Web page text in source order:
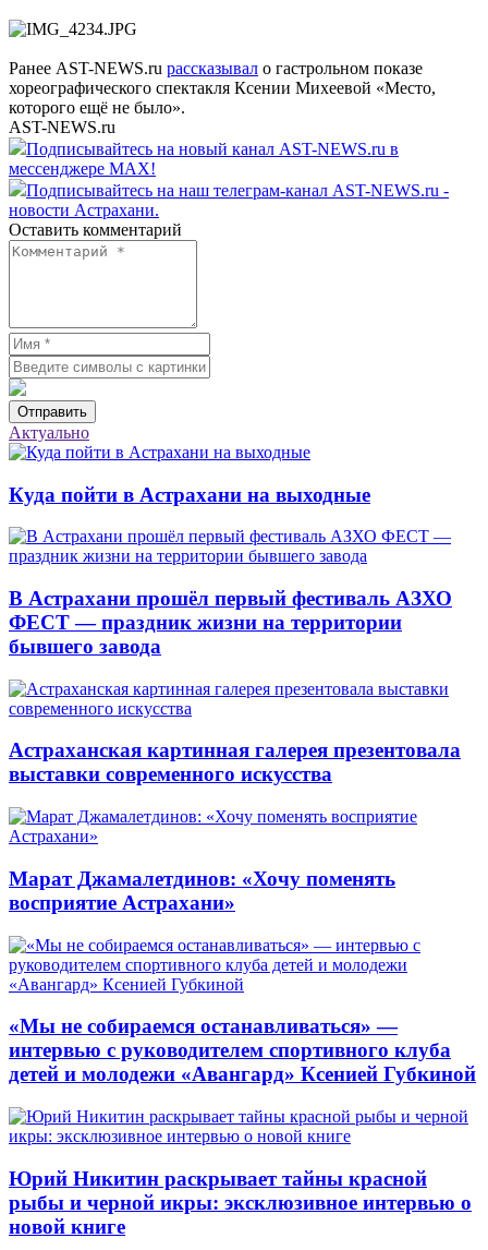
Ранее AST-NEWS.ru рассказывал о гастрольном показе
хореографического спектакля Ксении Михеевой «Место,
которого ещё не было».
AST-NEWS.ru
Подписывайтесь на новый канал AST-NEWS.ru в
мессенджере MAX!
Подписывайтесь на наш телеграм-канал AST-NEWS.ru -
новости Астрахани.
Оставить комментарий
Отправить
Актуально
Куда пойти в Астрахани на выходные
В Астрахани прошёл первый фестиваль АЗХО
ФЕСТ — праздник жизни на территории
бывшего завода
Астраханская картинная галерея презентовала
выставки современного искусства
Марат Джамалетдинов: «Хочу поменять
восприятие Астрахани»
«Мы не собираемся останавливаться» —
интервью с руководителем спортивного клуба
детей и молодежи «Авангард» Ксенией Губкиной
Юрий Никитин раскрывает тайны красной
рыбы и черной икры: эксклюзивное интервью о
новой книге